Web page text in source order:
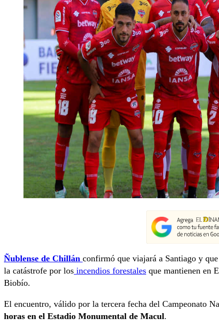
Ñublense de Chillán confirmó que viajará a Santiago y
la catástrofe por los incendios forestales que mantienen en
Biobío.
El encuentro, válido por la tercera fecha del Campeonato
horas en el Estadio Monumental de Macul.